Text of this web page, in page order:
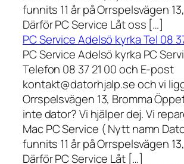
funnits 11 år på Orrspelsvägen
Därför PC Service Låt oss […]
PC Service Adelsö kyrka Tel 08
PC Service Adelsö kyrka PC
Telefon 08 37 21 00 och E-post
kontakt@datorhjalp.se och vi
Orrspelsvägen 13, Bromma
inte dator? Vi hjälper dej. Vi
Mac PC Service ( Nytt namn
funnits 11 år på Orrspelsvägen
Därför PC Service Låt […]